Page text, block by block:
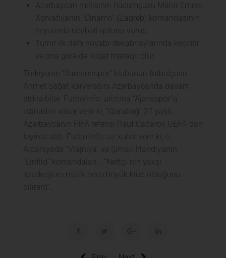
Azərbaycan millisinin hücumçusu Mahir Emreli
Xorvatiyanın “Dinamo” (Zaqreb) komandasının
heyətində növbəti qolunu vurub.
Turnir ilk dəfə noyabr-dekabr aylarında keçirilir
və ona görə də ikiqat maraqlı olur.
Türkiyənin “Samsunspor” klubunun futbolçusu
Ahmet Sağat karyerasını Azərbaycanda davam
etdirə bilər. Futbolinfo. arizona “Ajansspor”a
istinadən xəbər verir ki, “Qarabağ” 27 yaşlı…
Azərbaycanın FİFA referisi Rauf Cabarov UEFA-dan
təyinat alıb. Futbolinfo. az xəbər verir ki, o,
Albaniyada “Vlajniya” və Şimali İrlandiyanın
“Linfild” komandaları… “Neftçi”nin yaxşı
azarkeşlərə malik necə böyük klub olduğunu
bilirəm”.